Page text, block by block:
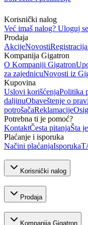
Korisnički nalog
Već imaš nalog? Uloguj
Prodaja
AkcijeNovosti
Kompanija Gigatron
O Kompaniji Gigatron
za zajednicuNovosti iz
Kupovina
Uslovi korišćenjaPolitika
daljinuObaveštenje o
potrošačaReklamacije
Potrebna ti je pomoć?
KontaktČesta pitanjaŠta
Plaćanje i isporuka
Načini plaćanjaIsporuka
Korisnički nalog
Prodaja
Kompanija Gigatron